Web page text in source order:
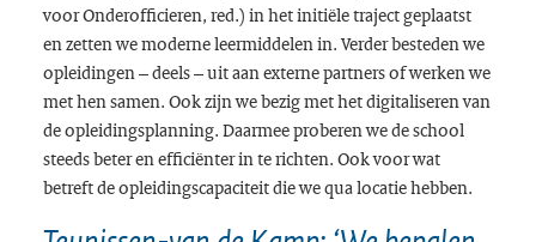
voor Onderofficieren, red.) in het initiële traject geplaatst
en zetten we moderne leermiddelen in. Verder besteden we
opleidingen – deels – uit aan externe partners of werken we
met hen samen. Ook zijn we bezig met het digitaliseren van
de opleidingsplanning. Daarmee proberen we de school
steeds beter en efficiënter in te richten. Ook voor wat
betreft de opleidingscapaciteit die we qua locatie hebben.